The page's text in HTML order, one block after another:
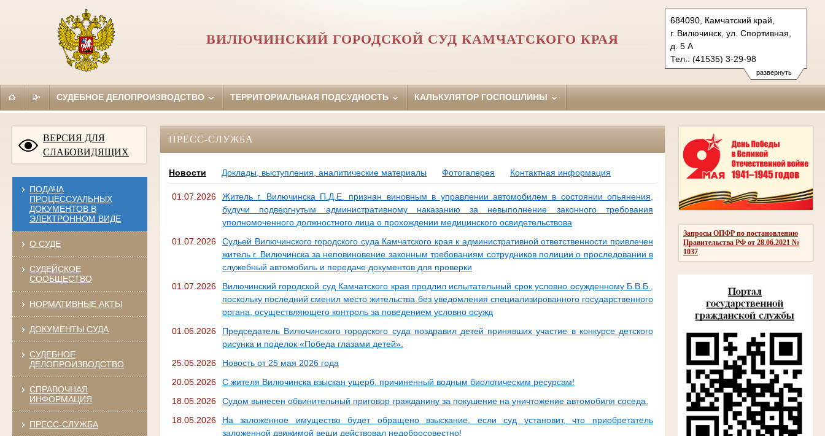
развернуть
684090, Камчатский край,
г. Вилючинск, ул. Спортивная,
д. 5 А
Тел.: (41535) 3-29-98
viluchinsky.kam@sudrf.ru
ВИЛЮЧИНСКИЙ ГОРОДСКОЙ СУД КАМЧАТСКОГО КРАЯ
СУДЕБНОЕ ДЕЛОПРОИЗВОДСТВО ТЕРРИТОРИАЛЬНАЯ ПОДСУДНОСТЬ КАЛЬКУЛЯТОР ГОСПОШЛИНЫ
ВЕРСИЯ ДЛЯ
СЛАБОВИДЯЩИХ
ПОДАЧА
ПРОЦЕССУАЛЬНЫХ
ДОКУМЕНТОВ В
ЭЛЕКТРОННОМ ВИДЕ
О СУДЕ
СУДЕЙСКОЕ
СООБЩЕСТВО
НОРМАТИВНЫЕ АКТЫ
ДОКУМЕНТЫ СУДА
СУДЕБНОЕ
ДЕЛОПРОИЗВОДСТВО
СПРАВОЧНАЯ
ИНФОРМАЦИЯ
ПРЕСС-СЛУЖБА
Запросы ОПФР по постановлению
Правительства РФ от 28.06.2021 №
1037
ПРЕСС-СЛУЖБА
Новости Доклады, выступления, аналитические материалы Фотогалерея Контактная информация
01.07.2026
Житель г. Вилючинска П.Д.Е. признан виновным в управлении автомобилем в состоянии опьянения,
будучи подвергнутым административному наказанию за невыполнение законного требования
уполномоченного должностного лица о прохождении медицинского освидетельствова
01.07.2026
Судьей Вилючинского городского суда Камчатского края к административной ответственности привлечен
житель г. Вилючинска за неповиновение законным требованиям сотрудников полиции о проследовании в
служебный автомобиль и передаче документов для проверки
01.07.2026
Вилючинский городской суд Камчатского края продлил испытательный срок условно осужденному Б.В.Б.,
поскольку последний сменил место жительства без уведомления специализированного государственного
органа, осуществляющего контроль за поведением условно осужд
01.06.2026
Председатель Вилючинского городского суда поздравил детей принявших участие в конкурсе детского
рисунка и поделок «Победа глазами детей».
25.05.2026
Новость от 25 мая 2026 года
20.05.2026
С жителя Вилючинска взыскан ущерб, причиненный водным биологическим ресурсам!
18.05.2026
Судом вынесен обвинительный приговор гражданину за покушение на уничтожение автомобиля соседа.
18.05.2026
На заложенное имущество будет обращено взыскание, если суд установит, что приобретатель
заложенной движимой вещи действовал недобросовестно!